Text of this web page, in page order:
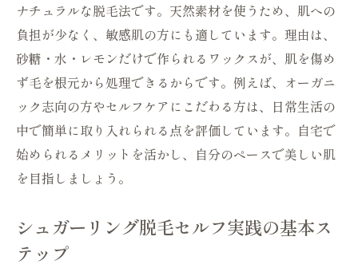
セルフから資格取得までのシュガーリング
脱毛道
シュガーリング脱毛と資格の活かし方ガイ
ド
資格取得でプロを目指すシュガーリング脱
毛の魅力
最新トレンドと資格情報で差がつくシュガ
ーリング脱毛
自然派脱毛で美肌を叶えるセルフケア術
自然素材で叶える美肌シュガーリング脱毛
ナチュラルな脱毛法です。天然素材を使うため、肌への
負担が少なく、敏感肌の方にも適しています。理由は、
砂糖・水・レモンだけで作られるワックスが、肌を傷め
ず毛を根元から処理できるからです。例えば、オーガニ
ック志向の方やセルフケアにこだわる方は、日常生活の
中で簡単に取り入れられる点を評価しています。自宅で
始められるメリットを活かし、自分のペースで美しい肌
を目指しましょう。
シュガーリング脱毛セルフ実践の基本ス
テップ